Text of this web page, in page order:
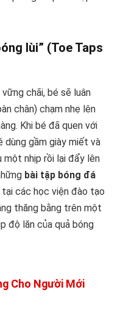
lùi” (Toe Taps
chãi, bé sẽ luân
chân) chạm nhẹ lên
Khi bé đã quen với
dùng gầm giày miết và
một nhịp rồi lại đẩy lên
bài tập bóng đá
các học viện đào tạo
thăng bằng trên một
độ lăn của quả bóng
Cho Người Mới